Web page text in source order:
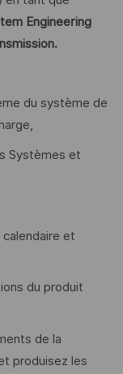
Engineering
du système de
Systèmes et
calendaire et
du produit
de la
produisez les